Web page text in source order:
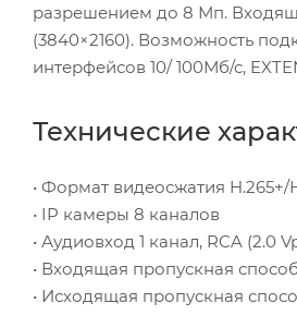
разрешением до 8 Мп.
(3840×2160). Возможность
интерфейсов 10/ 100Мб/с,
Технические
• Формат видеосжатия H.265+/
• IP камеры 8 каналов
• Аудиовход 1 канал, RCA (2.0
• Входящая пропускная
• Исходящая пропускная